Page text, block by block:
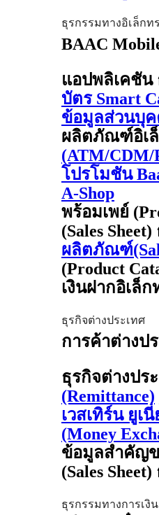
ธุรกรรมทางอิเล็กท
BAAC
แอปพลิเคชัน
บัตร Smart
ข้อมูลส่วนบุค
ผลิตภัณฑ์อิเ
(ATM/CDM/
โปรโมชัน
A-Shop
พร้อมเพย์
(Sales
ผลิตภัณฑ์
(Product
เงินฝากอิเล็
ธุรกิจต่างประเทศ
การค้าต่างป
ธุรกิจต่างปร
(Remittance)
เวสเทิร์น ยูเ
(Money
ข้อมูลสำคัญ
(Sales
ธุรกรรมทางการเงิน